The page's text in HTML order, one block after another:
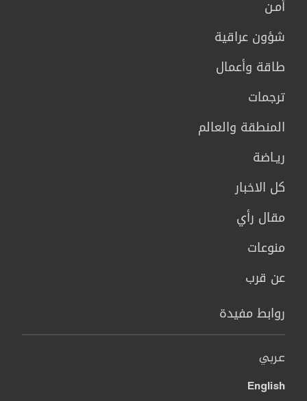
أمـن
شؤون عراقية
طاقة وأعمال
ترجمات
المنطقة والعالم
ريـاضة
كل الاخبار
مقال رأي
منوعات
عن قرب
روابط مفيدة
عربي
English